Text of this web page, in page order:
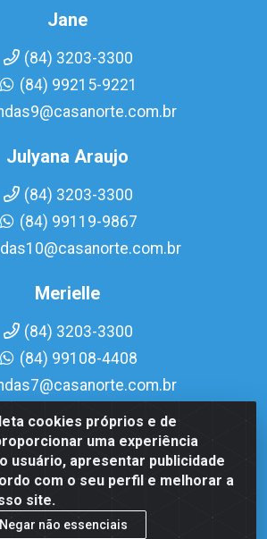
cookies próprios e de
uma experiência
usuário, apresentar publicidade
com o seu perfil e melhorar a
site.
Negar não essenciais
Jane
(84) 3203-3300
(84) 99215-9221
Julyana Araujo
(84) 3203-3300
(84) 99119-9867
Merielle
(84) 3203-3300
(84) 99108-4408
Av. Interventor Mário Câmara, 1815 - Dix-
Natal/RN - CEP 59054-600 - CNPJ
08.713.513/0001-51